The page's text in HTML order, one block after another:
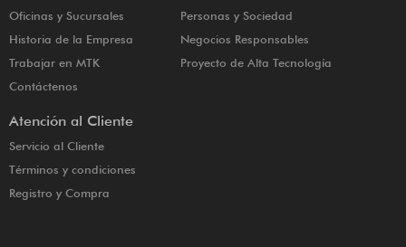
Oficinas y Sucursales
Historia de la Empresa
Trabajar en MTK
Contáctenos
Personas y Sociedad
Negocios Responsables
Proyecto de Alta Tecnología
Atención al Cliente
Servicio al Cliente
Términos y condiciones
Registro y Compra